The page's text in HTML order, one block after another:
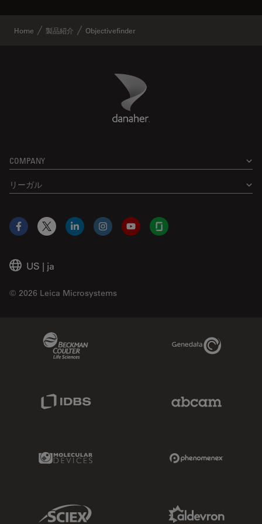
Home 製品紹介 Objectivefinder
Danaher Logo
COMPANY
リーガル
US | ja
© 2026 Leica Microsystems
Facebook
X LinkedInInstagramYouTubeGlassdoor
Genedata Link
Molecular Devices Link
Sciex Link